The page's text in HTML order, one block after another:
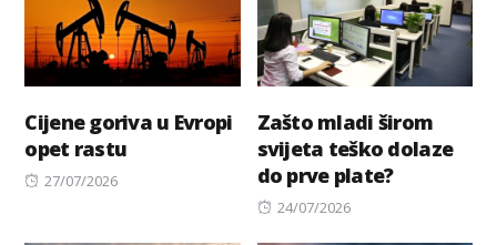
Cijene goriva u Evropi
opet rastu
Posted
27/07/2026
Zašto mladi širom
svijeta teško dolaze
do prve plate?
Posted
24/07/2026